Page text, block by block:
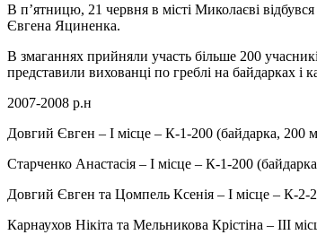
В п’ятницю, 21 червня в місті Миколаєві
Євгена Яциненка.
В змаганнях прийняли участь більше 200
представили вихованці по греблі на байдарках і
2007-2008 р.н
Довгий Євген – І місце – К-1-200 (байдарка, 200
Старченко Анастасія – І місце – К-1-200
Довгий Євген та Цомпель Ксенія – І місце – К-2-
Карнаухов Нікіта та Мельникова Крістіна – ІІІ